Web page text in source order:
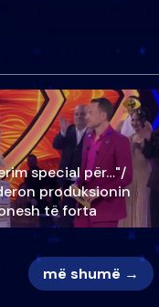
special për…"/
produksionin
të forta
më shumë →